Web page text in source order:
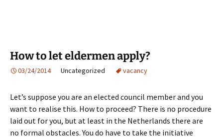
How to let eldermen apply?
03/24/2014 Uncategorized vacancy
Let’s suppose you are an elected council member and you
want to realise this. How to proceed? There is no procedure
laid out for you, but at least in the Netherlands there are
no formal obstacles. You do have to take the initiative